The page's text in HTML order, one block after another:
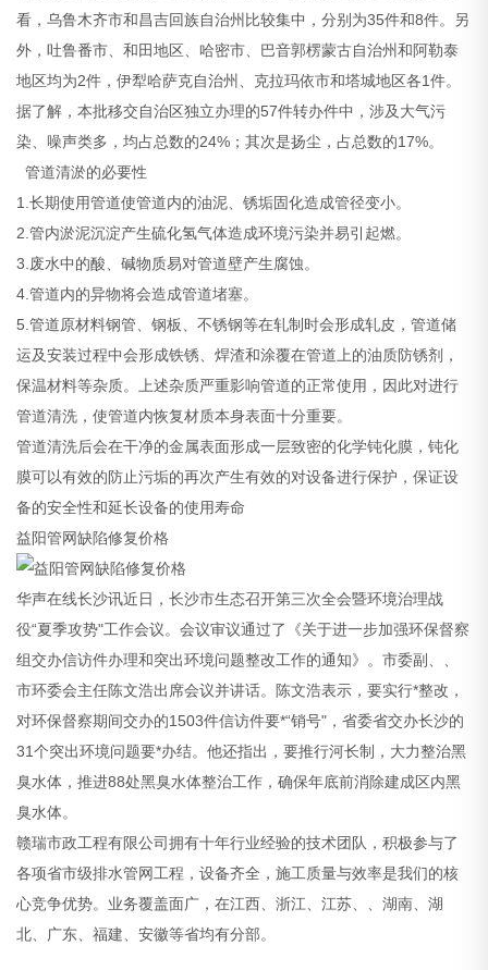
看，乌鲁木齐市和昌吉回族自治州比较集中，分别为35件和8件。另
外，吐鲁番市、和田地区、哈密市、巴音郭楞蒙古自治州和阿勒泰
地区均为2件，伊犁哈萨克自治州、克拉玛依市和塔城地区各1件。
据了解，本批移交自治区独立办理的57件转办件中，涉及大气污
染、噪声类多，均占总数的24%；其次是扬尘，占总数的17%。
管道清淤的必要性
1.长期使用管道使管道内的油泥、锈垢固化造成管径变小。
2.管内淤泥沉淀产生硫化氢气体造成环境污染并易引起燃。
3.废水中的酸、碱物质易对管道壁产生腐蚀。
4.管道内的异物将会造成管道堵塞。
5.管道原材料钢管、钢板、不锈钢等在轧制时会形成轧皮，管道储
运及安装过程中会形成铁锈、焊渣和涂覆在管道上的油质防锈剂，
保温材料等杂质。上述杂质严重影响管道的正常使用，因此对进行
管道清洗，使管道内恢复材质本身表面十分重要。
管道清洗后会在干净的金属表面形成一层致密的化学钝化膜，钝化
膜可以有效的防止污垢的再次产生有效的对设备进行保护，保证设
备的安全性和延长设备的使用寿命
益阳管网缺陷修复价格
华声在线长沙讯近日，长沙市生态召开第三次全会暨环境治理战
役“夏季攻势"工作会议。会议审议通过了《关于进一步加强环保督察
组交办信访件办理和突出环境问题整改工作的通知》。市委副、、
市环委会主任陈文浩出席会议并讲话。陈文浩表示，要实行*整改，
对环保督察期间交办的1503件信访件要*“销号"，省委省交办长沙的
31个突出环境问题要*办结。他还指出，要推行河长制，大力整治黑
臭水体，推进88处黑臭水体整治工作，确保年底前消除建成区内黑
臭水体。
赣瑞市政工程有限公司拥有十年行业经验的技术团队，积极参与了
各项省市级排水管网工程，设备齐全，施工质量与效率是我们的核
心竞争优势。业务覆盖面广，在江西、浙江、江苏、、湖南、湖
北、广东、福建、安徽等省均有分部。